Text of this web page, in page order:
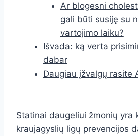
Ar blogesni
gali būti susiję su
vartojimo laiku?
Išvada: ką verta
dabar
Daugiau įžvalgų rasite
Statinai daugeliui žmonių yra
kraujagyslių ligų prevencijos